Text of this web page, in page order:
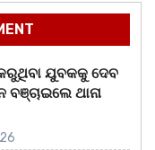
ଯୁବକକୁ ଦେବ
ବଞ୍ଚାଇଲେ ଥାନା